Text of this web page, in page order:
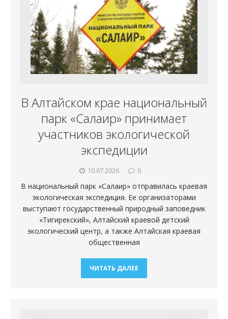
В Алтайском крае национальный
парк «Салаир» принимает
участников экологической
экспедиции
10.07.2026 0
В национальный парк «Салаир» отправилась краевая
экологическая экспедиция. Ее организаторами
выступают государственный природный заповедник
«Тигирекский», Алтайский краевой детский
экологический центр, а также Алтайская краевая
общественная
ЧИТАТЬ ДАЛЕЕ